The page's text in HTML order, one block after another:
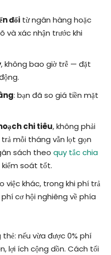
đổi từ ngân hàng hoặc
và xác nhận trước khi
, không bao giờ trễ — đặt
: bạn đã so giá tiền mặt
chi tiêu, không phải
mỗi tháng vẫn lọt gọn
sách theo quy tắc chia
kiểm soát tốt.
việc khác, trong khi phí trả
cơ hội nghiêng về phía
nếu vừa được 0% phí
lợi ích cộng dồn. Cách tối